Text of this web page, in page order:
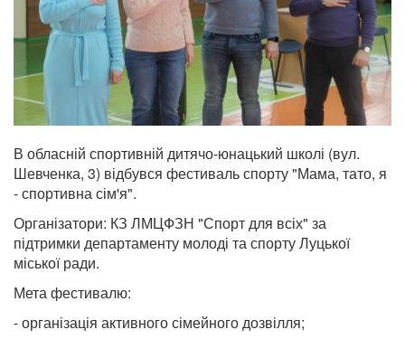
В обласній спортивній дитячо-юнацький школі (вул.
Шевченка, 3) відбувся фестиваль спорту "Мама, тато, я
- спортивна сім'я".
Організатори: КЗ ЛМЦФЗН "Спорт для всіх" за
підтримки департаменту молоді та спорту Луцької
міської ради.
Мета фестивалю:
- організація активного сімейного дозвілля;